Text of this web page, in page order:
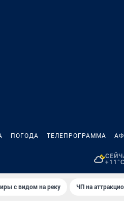
ПОГОДА ТЕЛЕПРОГРАММА
+11°C
с видом на реку ЧП на